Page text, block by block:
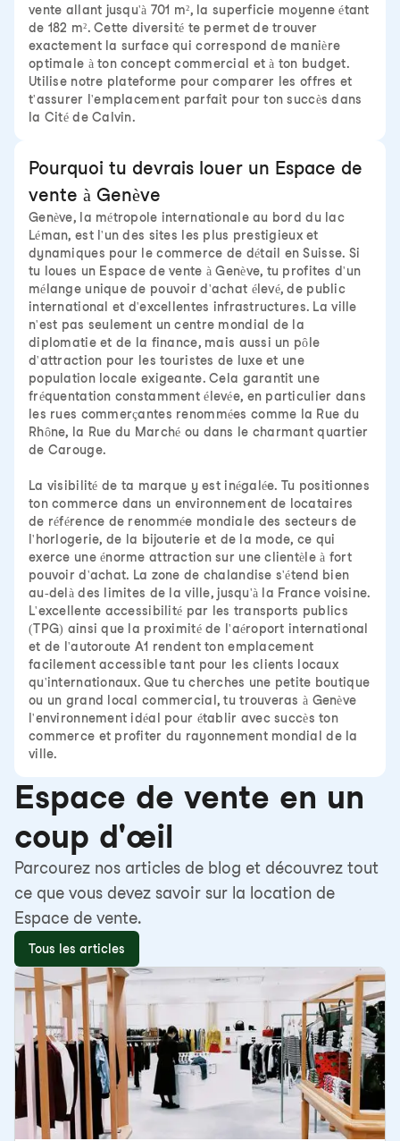
vente allant jusqu'à 701 m², la superficie moyenne étant
de 182 m². Cette diversité te permet de trouver
exactement la surface qui correspond de manière
optimale à ton concept commercial et à ton budget.
Utilise notre plateforme pour comparer les offres et
t'assurer l'emplacement parfait pour ton succès dans
la Cité de Calvin.
Pourquoi tu devrais louer un Espace de
vente à Genève
Genève, la métropole internationale au bord du lac
Léman, est l'un des sites les plus prestigieux et
dynamiques pour le commerce de détail en Suisse. Si
tu loues un Espace de vente à Genève, tu profites d'un
mélange unique de pouvoir d'achat élevé, de public
international et d'excellentes infrastructures. La ville
n'est pas seulement un centre mondial de la
diplomatie et de la finance, mais aussi un pôle
d'attraction pour les touristes de luxe et une
population locale exigeante. Cela garantit une
fréquentation constamment élevée, en particulier dans
les rues commerçantes renommées comme la Rue du
Rhône, la Rue du Marché ou dans le charmant quartier
de Carouge.
La visibilité de ta marque y est inégalée. Tu positionnes
ton commerce dans un environnement de locataires
de référence de renommée mondiale des secteurs de
l'horlogerie, de la bijouterie et de la mode, ce qui
exerce une énorme attraction sur une clientèle à fort
pouvoir d'achat. La zone de chalandise s'étend bien
au-delà des limites de la ville, jusqu'à la France voisine.
L'excellente accessibilité par les transports publics
(TPG) ainsi que la proximité de l'aéroport international
et de l'autoroute A1 rendent ton emplacement
facilement accessible tant pour les clients locaux
qu'internationaux. Que tu cherches une petite boutique
ou un grand local commercial, tu trouveras à Genève
l'environnement idéal pour établir avec succès ton
commerce et profiter du rayonnement mondial de la
ville.
Espace de vente en un
coup d'œil
Parcourez nos articles de blog et découvrez tout
ce que vous devez savoir sur la location de
Espace de vente.
Tous les articles